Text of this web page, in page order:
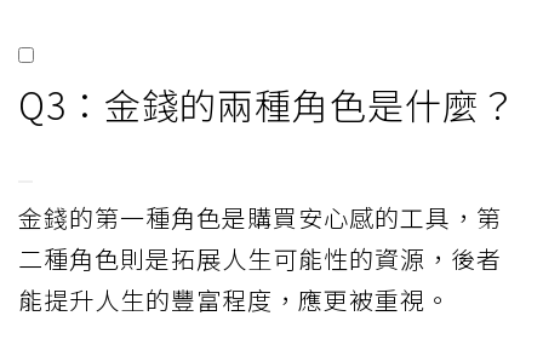
Q2：如何重新建立金錢與人生
的關係？
目標反推所需的金錢規劃，這樣才能有效減
少對金錢的焦慮，並以更正面的態度面對財
務。